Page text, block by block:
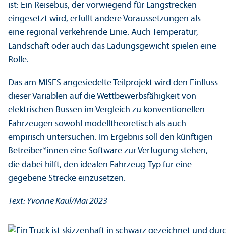
ist: Ein Reisebus, der vorwiegend für Langstrecken
eingesetzt wird, erfüllt andere Voraussetzungen als
eine regional verkehrende Linie. Auch Temperatur,
Landschaft oder auch das Ladungs­gewicht spielen eine
Rolle.
Das am MISES angesiedelte Teil­projekt wird den Einfluss
dieser Variablen auf die Wettbewerbs­fähigkeit von
elektrischen Bussen im Vergleich zu konventionellen
Fahrzeugen sowohl modelltheoretisch als auch
empirisch unter­suchen. Im Ergebnis soll den künftigen
Betreiber*innen eine Software zur Verfügung stehen,
die dabei hilft, den idealen Fahrzeug-Typ für eine
gegebene Strecke einzusetzen.
Text: Yvonne Kaul/Mai 2023